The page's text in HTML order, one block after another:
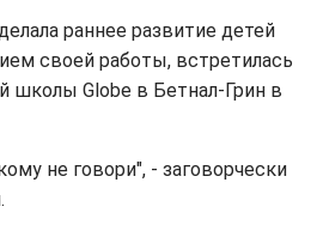
раннее развитие детей
своей работы, встретилась
школы Globe в Бетнал-Грин в
не говори", - заговорчески